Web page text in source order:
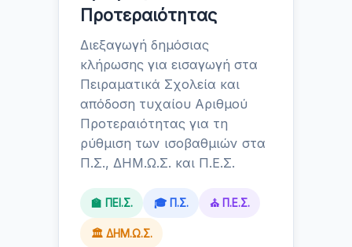
Προτεραιότητας
Διεξαγωγή δημόσιας
κλήρωσης για εισαγωγή στα
Πειραματικά Σχολεία και
απόδοση τυχαίου Αριθμού
Προτεραιότητας για τη
ρύθμιση των ισοβαθμιών στα
Π.Σ., ΔΗΜ.Ω.Σ. και Π.Ε.Σ.
🏫 ΠΕΙ.Σ. 🎓 Π.Σ. ⛪ Π.Ε.Σ.
🏛️ ΔΗΜ.Ω.Σ.